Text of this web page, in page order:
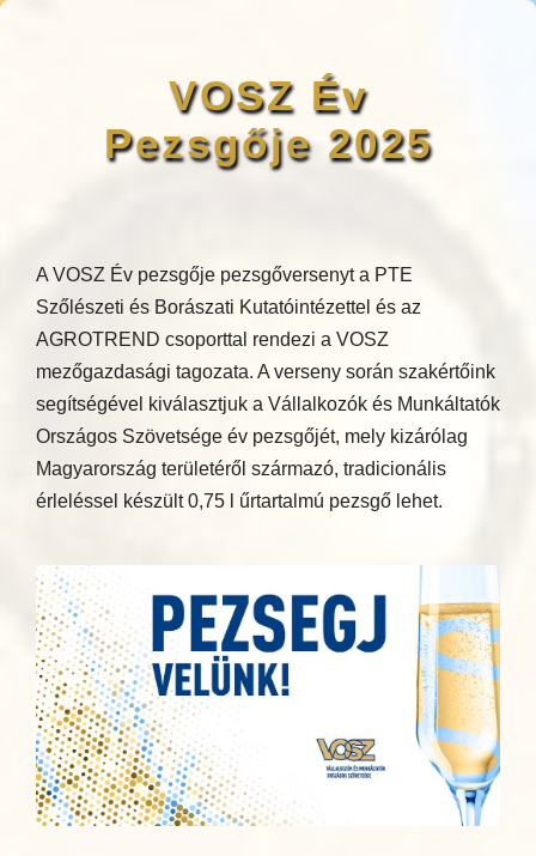
VOSZ Év
Pezsgője 2025
A VOSZ Év pezsgője pezsgőversenyt a PTE
Szőlészeti és Borászati Kutatóintézettel és az
AGROTREND csoporttal rendezi a VOSZ
mezőgazdasági tagozata. A verseny során szakértőink
segítségével kiválasztjuk a Vállalkozók és Munkáltatók
Országos Szövetsége év pezsgőjét, mely kizárólag
Magyarország területéről származó, tradicionális
érleléssel készült 0,75 l űrtartalmú pezsgő lehet.